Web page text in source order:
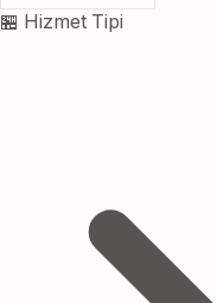
🏪 Hizmet Tipi